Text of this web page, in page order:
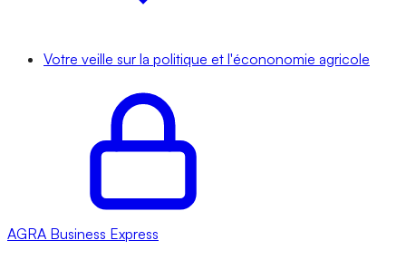
Votre veille sur la politique et l'écononomie agricole
AGRA Business Express